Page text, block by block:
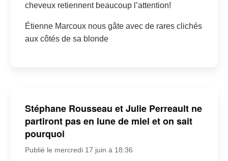
cheveux retiennent beaucoup l’attention!
Étienne Marcoux nous gâte avec de rares clichés
aux côtés de sa blonde
Stéphane Rousseau et Julie Perreault ne
partiront pas en lune de miel et on sait
pourquoi
Publié le mercredi 17 juin à 18:36